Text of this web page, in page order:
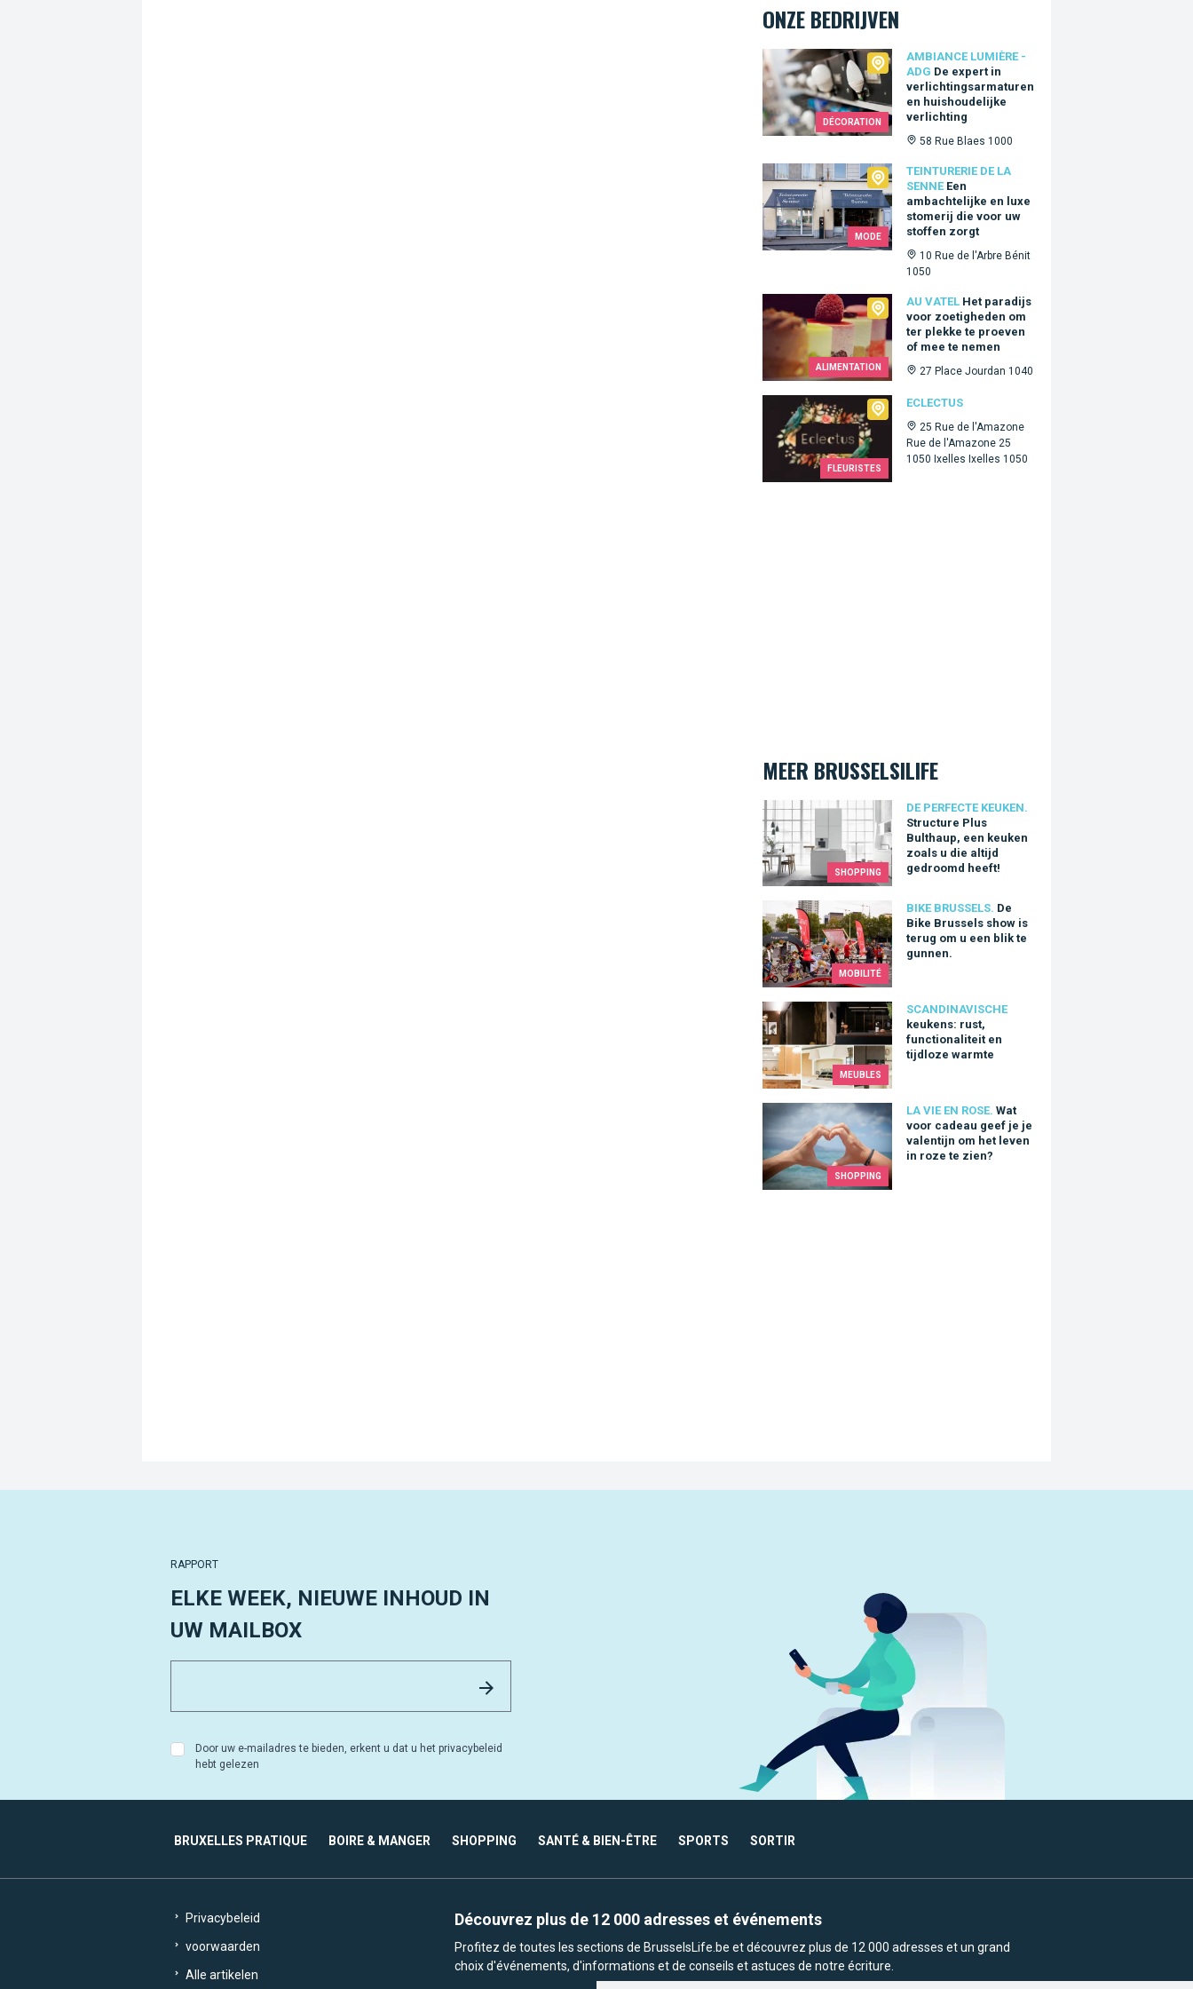
ONZE BEDRIJVEN
DÉCORATION
AMBIANCE LUMIÈRE -
ADG De expert in
verlichtingsarmaturen
en huishoudelijke
verlichting
58 Rue Blaes 1000
Ambiance Lumière - ADG
MODE
TEINTURERIE DE LA
SENNE Een
ambachtelijke en luxe
stomerij die voor uw
stoffen zorgt
10 Rue de l'Arbre Bénit
1050
Teinturerie de la Senne
ALIMENTATION
AU VATEL Het paradijs
voor zoetigheden om
ter plekke te proeven
of mee te nemen
27 Place Jourdan 1040
Au Vatel
FLEURISTES
ECLECTUS
25 Rue de l'Amazone
Rue de l'Amazone 25
1050 Ixelles Ixelles 1050
Eclectus
MEER BRUSSELSILIFE
SHOPPING
DE PERFECTE KEUKEN.
Structure Plus
Bulthaup, een keuken
zoals u die altijd
gedroomd heeft!
Structure Plus Bulthaup, een keuken zoals u die altijd gedroomd
MOBILITÉ
BIKE BRUSSELS. De
Bike Brussels show is
terug om u een blik te
gunnen.
De Bike Brussels show is terug om u een blik te gunnen.
MEUBLES
SCANDINAVISCHE
keukens: rust,
functionaliteit en
tijdloze warmte
keukens: rust, functionaliteit en tijdloze warmte
SHOPPING
LA VIE EN ROSE. Wat
voor cadeau geef je je
valentijn om het leven
in roze te zien?
Wat voor cadeau geef je je valentijn om het leven in roze te zien?
RAPPORT
ELKE WEEK, NIEUWE INHOUD IN
UW MAILBOX
Door uw e-mailadres te bieden, erkent u dat u het privacybeleid
hebt gelezen
BRUXELLES PRATIQUE BOIRE & MANGER SHOPPING SANTÉ & BIEN-ÊTRE SPORTS SORTIR
Privacybeleid
voorwaarden
Alle artikelen
Découvrez plus de 12 000 adresses et événements
Profitez de toutes les sections de BrusselsLife.be et découvrez plus de 12 000 adresses et un grand
choix d'événements, d'informations et de conseils et astuces de notre écriture.